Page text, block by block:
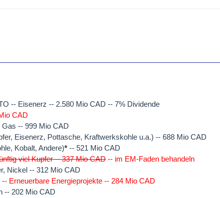
-- Eisenerz -- 2.580 Mio CAD -- 7% Dividende
CAD
-- 999 Mio CAD
Eisenerz, Pottasche, Kraftwerkskohle u.a.) -- 688 Mio CAD
Kobalt, Andere)* -- 521 Mio CAD
viel Kupfer -- 337 Mio CAD -- im EM-Faden behandeln
Nickel -- 312 Mio CAD
-- Erneuerbare Energieprojekte -- 284 Mio CAD
-- 202 Mio CAD